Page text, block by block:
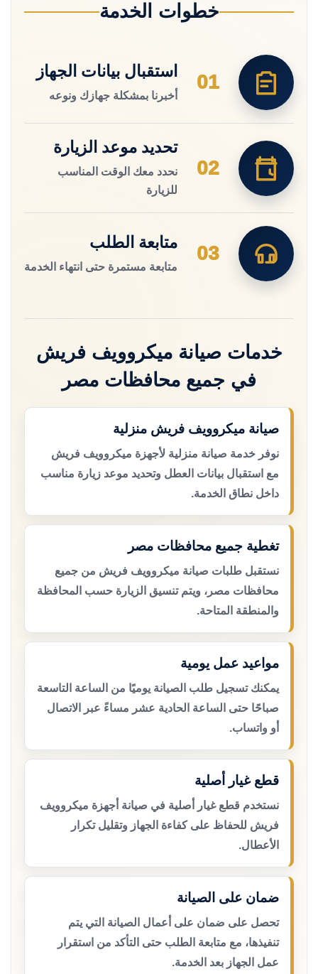
خطوات الخدمة
01
استقبال بيانات الجهاز
أخبرنا بمشكلة جهازك ونوعه
02
تحديد موعد الزيارة
نحدد معك الوقت المناسب
للزيارة
03
متابعة الطلب
متابعة مستمرة حتى انتهاء الخدمة
خدمات صيانة ميكروويف فريش
في جميع محافظات مصر
صيانة ميكروويف فريش منزلية
نوفر خدمة صيانة منزلية لأجهزة ميكروويف فريش
مع استقبال بيانات العطل وتحديد موعد زيارة مناسب
داخل نطاق الخدمة.
تغطية جميع محافظات مصر
نستقبل طلبات صيانة ميكروويف فريش من جميع
محافظات مصر، ويتم تنسيق الزيارة حسب المحافظة
والمنطقة المتاحة.
مواعيد عمل يومية
يمكنك تسجيل طلب الصيانة يوميًا من الساعة التاسعة
صباحًا حتى الساعة الحادية عشر مساءً عبر الاتصال
أو واتساب.
قطع غيار أصلية
نستخدم قطع غيار أصلية في صيانة أجهزة ميكروويف
فريش للحفاظ على كفاءة الجهاز وتقليل تكرار
الأعطال.
ضمان على الصيانة
تحصل على ضمان على أعمال الصيانة التي يتم
تنفيذها، مع متابعة الطلب حتى التأكد من استقرار
عمل الجهاز بعد الخدمة.